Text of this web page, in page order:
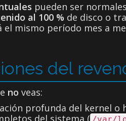
pueden ser
al 100 % de disco o
el mismo período mes a
del
no veas:
profunda del kernel o
del sistema (